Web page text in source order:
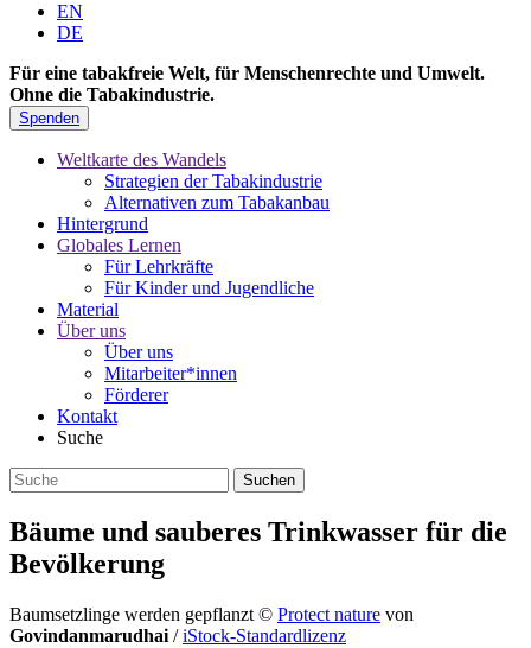
EN
DE
Für eine tabakfreie Welt, für Menschenrechte und Umwelt.
Ohne die Tabakindustrie.
Spenden
Weltkarte des Wandels
Strategien der Tabakindustrie
Alternativen zum Tabakanbau
Hintergrund
Globales Lernen
Für Lehrkräfte
Für Kinder und Jugendliche
Material
Über uns
Über uns
Mitarbeiter*innen
Förderer
Kontakt
Suche
Bäume und sauberes Trinkwasser für die
Bevölkerung
Baumsetzlinge werden gepflanzt © Protect nature von
Govindanmarudhai /iStock-Standardlizenz